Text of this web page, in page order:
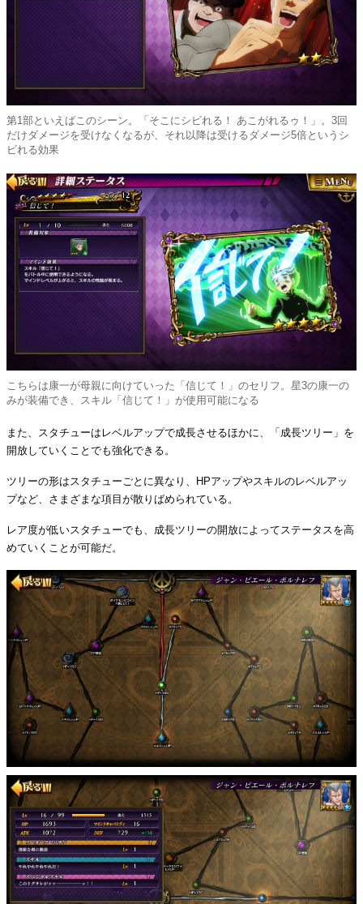
第1部といえばこのシーン。「そこにシビれる！ あこがれるゥ！」。3回
だけダメージを受けなくなるが、それ以降は受けるダメージ5倍というシ
ビれる効果
こちらは康一が母親に向けていった「信じて！」のセリフ。星3の康一の
みが装備でき、スキル「信じて！」が使用可能になる
また、スタチューはレベルアップで成長させるほかに、「成長ツリー」を
開放していくことでも強化できる。
ツリーの形はスタチューごとに異なり、HPアップやスキルのレベルアッ
プなど、さまざまな項目が散りばめられている。
レア度が低いスタチューでも、成長ツリーの開放によってステータスを高
めていくことが可能だ。